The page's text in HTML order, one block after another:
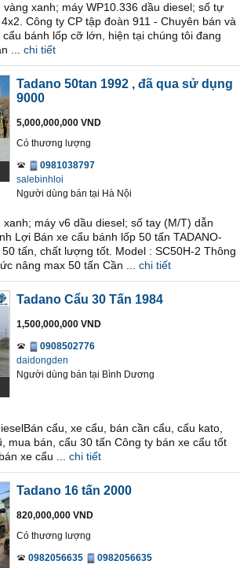
xanh; máy WP10.336 dầu diesel; số tự
Công ty CP tập đoàn 911 - Chuyên bán và
bánh lốp cỡ lớn, hiện tại chúng tôi đang
...
chi tiết
Tadano 50tan 1992 , đã qua sử dụng
9000
5,000,000,000 VND
Có thương lượng
0981038797
salebinhloi
Người dùng bán tại Hà Nội
máy v6 dầu diesel; số tay (M/T) dẫn
Lợi Bán xe cẩu bánh lốp 50 tấn TADANO-
tấn, chất lượng tốt. Model : SC50H-2 Thông
nâng max 50 tấn Cần ...
chi tiết
Tadano Cẩu 30 Tấn 1984
1,500,000,000 VND
0908502776
daidongden
Người dùng bán tại Bình Dương
cẩu, xe cẩu, bán cần cẩu, cẩu kato,
mua bán, cẩu 30 tấn Công ty bán xe cẩu tốt
xe cẩu ...
chi tiết
Tadano 16 tấn 2000
820,000,000 VND
Có thương lượng
0982056635
0982056635